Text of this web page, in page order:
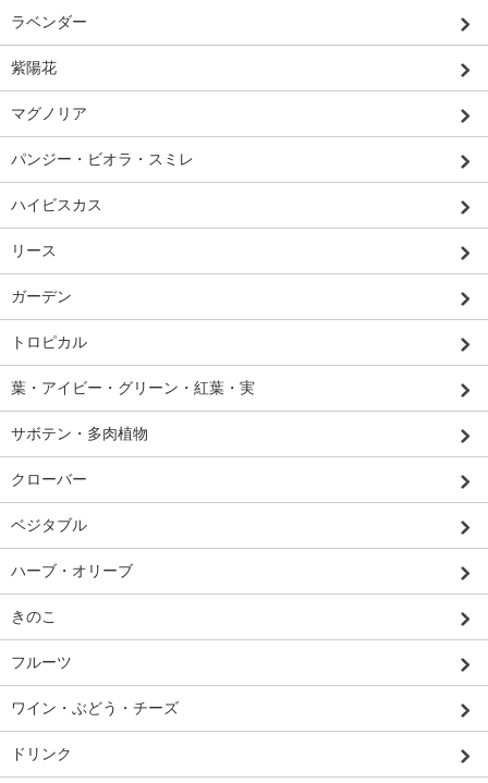
ラベンダー
紫陽花
マグノリア
パンジー・ビオラ・スミレ
ハイビスカス
リース
ガーデン
トロピカル
葉・アイビー・グリーン・紅葉・実
サボテン・多肉植物
クローバー
ベジタブル
ハーブ・オリーブ
きのこ
フルーツ
ワイン・ぶどう・チーズ
ドリンク